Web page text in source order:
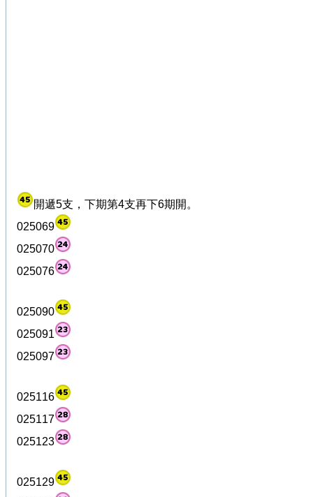
開遞5支，下期第4支再下6期開。
025069
025070
025076
025090
025091
025097
025116
025117
025123
025129